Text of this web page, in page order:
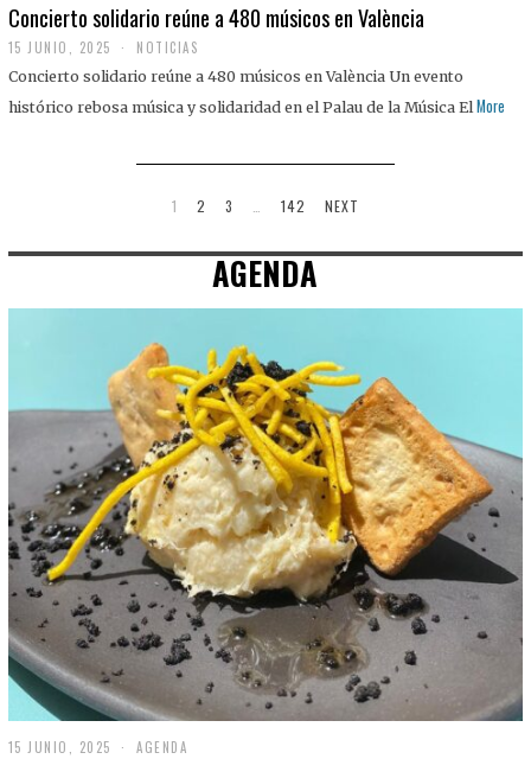
Concierto solidario reúne a 480 músicos en València
15 JUNIO, 2025 NOTICIAS
Concierto solidario reúne a 480 músicos en València Un evento
histórico rebosa música y solidaridad en el Palau de la Música El More
1 2 3 142 NEXT
AGENDA
15 JUNIO, 2025 AGENDA